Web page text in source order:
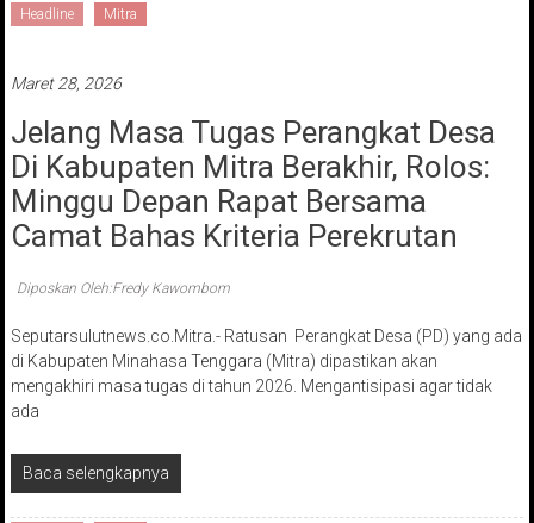
Headline Mitra
Maret 28, 2026
Jelang Masa Tugas Perangkat Desa
Di Kabupaten Mitra Berakhir, Rolos:
Minggu Depan Rapat Bersama
Camat Bahas Kriteria Perekrutan
Diposkan Oleh:Fredy Kawombom
Seputarsulutnews.co.Mitra.- Ratusan Perangkat Desa (PD) yang ada
di Kabupaten Minahasa Tenggara (Mitra) dipastikan akan
mengakhiri masa tugas di tahun 2026. Mengantisipasi agar tidak
ada
Baca selengkapnya